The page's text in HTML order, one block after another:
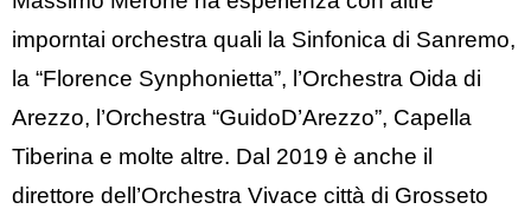
imporntai orchestra quali la Sinfonica di Sanremo,
la “Florence Synphonietta”, l’Orchestra Oida di
Arezzo, l’Orchestra “GuidoD’Arezzo”, Capella
Tiberina e molte altre. Dal 2019 è anche il
direttore dell’Orchestra Vivace città di Grosseto